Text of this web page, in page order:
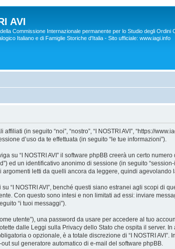
AVI
Commissione Internazionale permanente per lo Studio degli Ordini
Italiano e di Famiglie Storiche d'Italia - Sito ufficiale: www.iagi.info
(in seguito “noi”, “nostro”, “I NOSTRI AVI”, “https://
d’uso da te effettuata (in seguito “le tue informazioni”).
su “I NOSTRI AVI” il software phpBB creerà un certo
ed un identificativo anonimo di sessione (in seguito
argomenti letti da quelli ancora da leggere, quindi agevolando
“I NOSTRI AVI”, benché questi siano estranei agli scopi di
Con questo sono intesi e non limitati ad essi: inviare
“i tuoi messaggi”).
utente”), una password da usare per accedere al tuo
dalle Leggi sulla Privacy dello Stato che ospita il
o opzionale, è a totale discrezione di “I NOSTRI
sul generatore automatico di e-mail del software phpBB.